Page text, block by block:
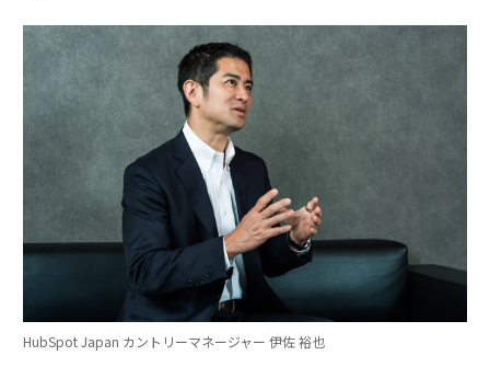
HubSpot Japan カントリーマネージャー 伊佐 裕也